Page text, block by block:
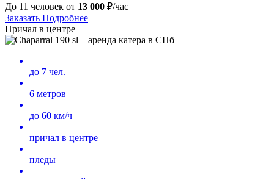
До 11 человек от 13 000 ₽/час
Заказать Подробнее
Причал в центре
до 7 чел.
6 метров
до 60 км/ч
причал в центре
пледы